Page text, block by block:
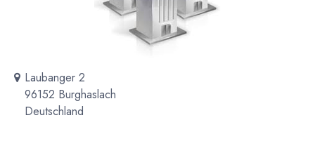
Laubanger 2
96152 Burghaslach
Deutschland